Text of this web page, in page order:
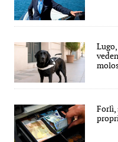
Forlì,